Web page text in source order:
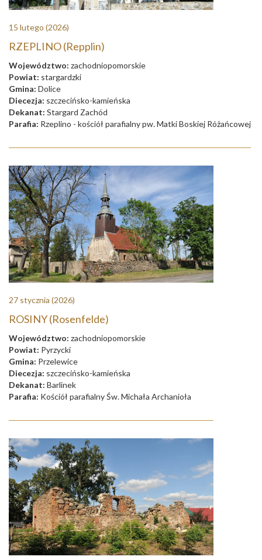
15 lutego (2026)
RZEPLINO (Repplin)
Województwo: zachodniopomorskie
Powiat: stargardzki
Gmina: Dolice
Diecezja: szczecińsko-kamieńska
Dekanat: Stargard Zachód
Parafia: Rzeplino - kościół parafialny pw. Matki Boskiej Różańcowej
27 stycznia (2026)
ROSINY (Rosenfelde)
Województwo: zachodniopomorskie
Powiat: Pyrzycki
Gmina: Przelewice
Diecezja: szczecińsko-kamieńska
Dekanat: Barlinek
Parafia: Kościół parafialny Św. Michała Archanioła